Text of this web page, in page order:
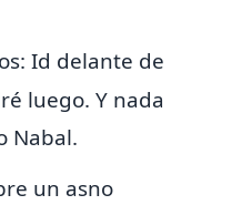
Id delante de
luego. Y nada
Nabal.
un asno